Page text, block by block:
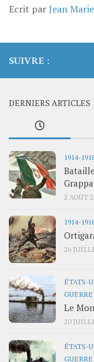
Ecrit parJean
SUIVRE :
DERNIERS ARTICLES
1914-
Grappa
2 AOÛT
1914-
26
ÉTATS-
GUERRE
Le
20
ÉTATS-
GUERRE